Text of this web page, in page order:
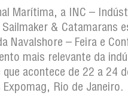
Marítima, a INC –
& Catamarans
Navalshore – Feira e
mais relevante da
acontece de 22 a 24
Rio de Janeiro.